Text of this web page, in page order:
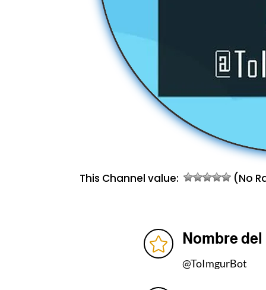
This Channel value: (No
 Nombre
@ToImgurBot